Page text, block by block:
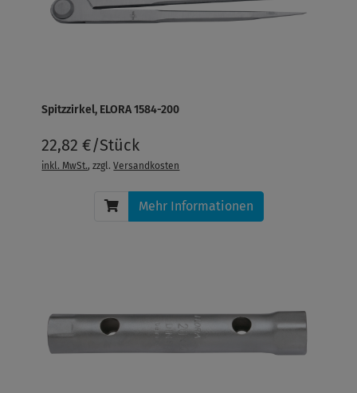
Spitzzirkel, ELORA 1584-200
22,82 €/Stück
inkl. MwSt., zzgl.Versandkosten
Mehr Informationen